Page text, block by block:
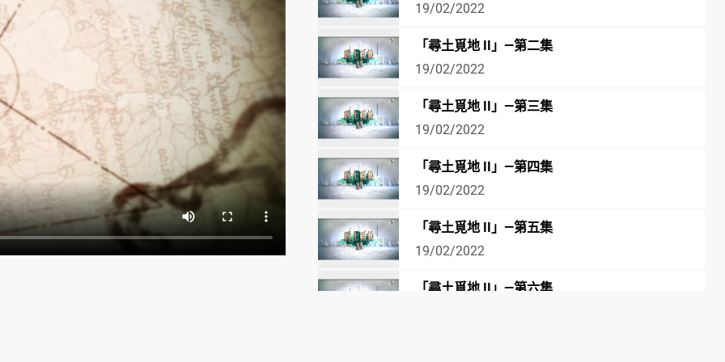
19/02/2022
「尋土覓地 II」—第二集
19/02/2022
「尋土覓地 II」—第三集
19/02/2022
「尋土覓地 II」—第四集
19/02/2022
「尋土覓地 II」—第五集
19/02/2022
「尋土覓地 II」—第六集